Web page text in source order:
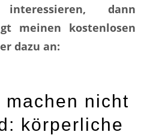
interessieren, dann
meinen kostenlosen
dazu an:
machen nicht
körperliche